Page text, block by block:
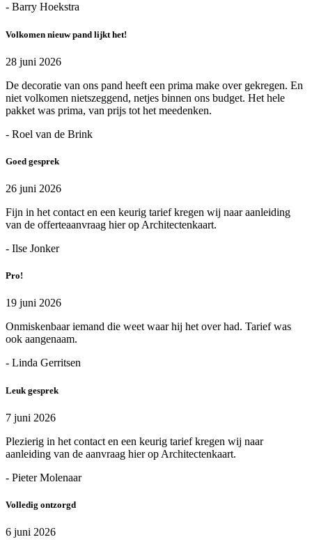
- Barry Hoekstra
Volkomen nieuw pand lijkt het!
28 juni 2026
De decoratie van ons pand heeft een prima make over gekregen. En
niet volkomen nietszeggend, netjes binnen ons budget. Het hele
pakket was prima, van prijs tot het meedenken.
- Roel van de Brink
Goed gesprek
26 juni 2026
Fijn in het contact en een keurig tarief kregen wij naar aanleiding
van de offerteaanvraag hier op Architectenkaart.
- Ilse Jonker
Pro!
19 juni 2026
Onmiskenbaar iemand die weet waar hij het over had. Tarief was
ook aangenaam.
- Linda Gerritsen
Leuk gesprek
7 juni 2026
Plezierig in het contact en een keurig tarief kregen wij naar
aanleiding van de aanvraag hier op Architectenkaart.
- Pieter Molenaar
Volledig ontzorgd
6 juni 2026